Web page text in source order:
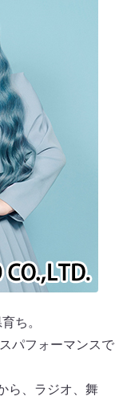
ち。
パフォーマンスで
ら、ラジオ、舞